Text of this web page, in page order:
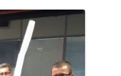
PAZARLAMADA YENI USTALIK
PAZARLAMA TEMELLERI
PAZARLAMA MUCIZE DEĞILDIR